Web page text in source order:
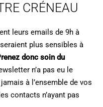
CRÉNEAU
leurs emails de 9h à
plus sensibles à
donc soin du
n’a pas eu le
à l’ensemble de vos
contacts n’ayant pas